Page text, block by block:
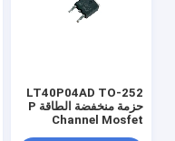
LT40P04AD TO-252
حزمة منخفضة الطاقة P
Channel Mosfet